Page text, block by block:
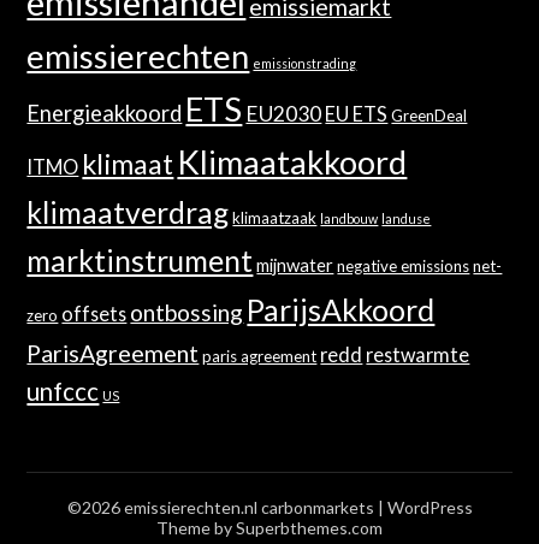
emissiemarkt
emissierechten emissionstrading
Energieakkoord ETS EU2030 EU ETS GreenDeal
ITMO klimaat Klimaatakkoord
klimaatverdrag klimaatzaak landbouw landuse
marktinstrumentmijnwater negative emissions net-
zero offsets ontbossing ParijsAkkoord
ParisAgreement paris agreement redd restwarmte
unfccc US
©2026 emissierechten.nl carbonmarkets
| WordPress
Theme bySuperbthemes.com